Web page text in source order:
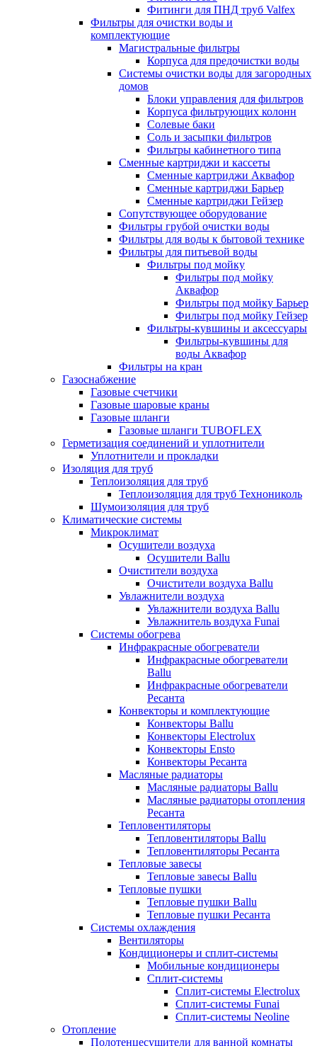
Фитинги для ПНД труб Valfex
Фильтры для очистки воды и
комплектующие
Магистральные фильтры
Корпуса для предочистки воды
Системы очистки воды для загородных
домов
Блоки управления для фильтров
Корпуса фильтрующих колонн
Солевые баки
Соль и засыпки фильтров
Фильтры кабинетного типа
Сменные картриджи и кассеты
Сменные картриджи Аквафор
Сменные картриджи Барьер
Сменные картриджи Гейзер
Сопутствующее оборудование
Фильтры грубой очистки воды
Фильтры для воды к бытовой технике
Фильтры для питьевой воды
Фильтры под мойку
Фильтры под мойку
Аквафор
Фильтры под мойку Барьер
Фильтры под мойку Гейзер
Фильтры-кувшины и аксессуары
Фильтры-кувшины для
воды Аквафор
Фильтры на кран
Газоснабжение
Газовые счетчики
Газовые шаровые краны
Газовые шланги
Газовые шланги TUBOFLEX
Герметизация соединений и уплотнители
Уплотнители и прокладки
Изоляция для труб
Теплоизоляция для труб
Теплоизоляция для труб Технониколь
Шумоизоляция для труб
Климатические системы
Микроклимат
Осушители воздуха
Осушители Ballu
Очистители воздуха
Очистители воздуха Ballu
Увлажнители воздуха
Увлажнители воздуха Ballu
Увлажнитель воздуха Funai
Системы обогрева
Инфракрасные обогреватели
Инфракрасные обогреватели
Ballu
Инфракрасные обогреватели
Ресанта
Конвекторы и комплектующие
Конвекторы Ballu
Конвекторы Electrolux
Конвекторы Ensto
Конвекторы Ресанта
Масляные радиаторы
Масляные радиаторы Ballu
Масляные радиаторы отопления
Ресанта
Тепловентиляторы
Тепловентиляторы Ballu
Тепловентиляторы Ресанта
Тепловые завесы
Тепловые завесы Ballu
Тепловые пушки
Тепловые пушки Ballu
Тепловые пушки Ресанта
Системы охлаждения
Вентиляторы
Кондиционеры и сплит-системы
Мобильные кондиционеры
Сплит-системы
Сплит-системы Electrolux
Сплит-системы Funai
Сплит-системы Neoline
Отопление
Полотенцесушители для ванной комнаты